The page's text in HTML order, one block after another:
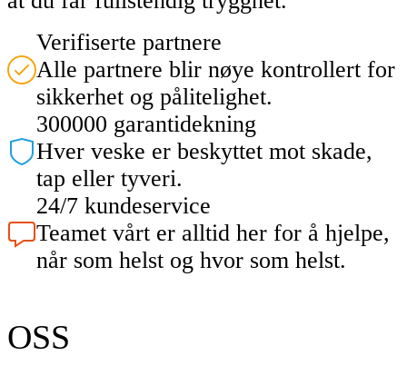
Verifiserte partnere
Alle partnere blir nøye kontrollert for
sikkerhet og pålitelighet.
300000 garantidekning
Hver veske er beskyttet mot skade,
tap eller tyveri.
24/7 kundeservice
Teamet vårt er alltid her for å hjelpe,
når som helst og hvor som helst.
OSS